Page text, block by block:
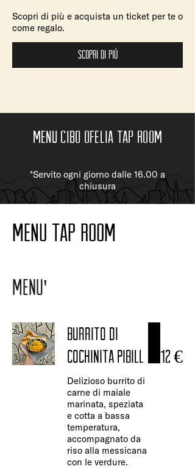
Scopri di più e acquista un ticket per te o
come regalo.
scopri di più
MENU CIBO OFelia tap room
*Servito ogni giorno dalle 16.00 a
chiusura
Menu Tap Room
MENU'
BURRITO DI
COCHINITA PIBILL
Delizioso burrito di
carne di maiale
marinata, speziata
e cotta a bassa
temperatura,
accompagnato da
riso alla messicana
con le verdure.
12 €